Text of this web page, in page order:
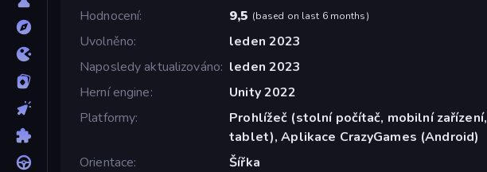
Hodnocení
9,5 (based on last 6 months)
Uvolněno
leden 2023
Naposledy aktualizováno leden 2023
Herní engine
Unity 2022
Platformy
Prohlížeč (stolní počítač, mobilní zařízení,
tablet), Aplikace CrazyGames (Android)
Orientace
Šířka